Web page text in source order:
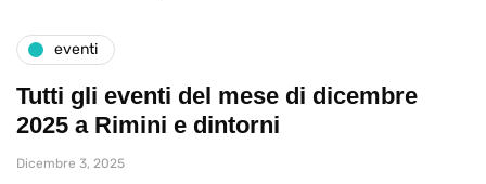
eventi
Tutti gli eventi del mese di dicembre
2025 a Rimini e dintorni
Dicembre 3, 2025